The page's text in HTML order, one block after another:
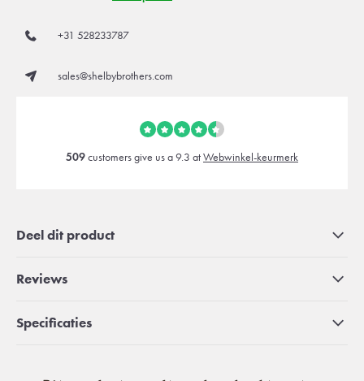
+31 528233787
sales@shelbybrothers.com
509customers give us a 9.3 atWebwinkel-keurmerk
Deel dit product
Reviews
Specificaties